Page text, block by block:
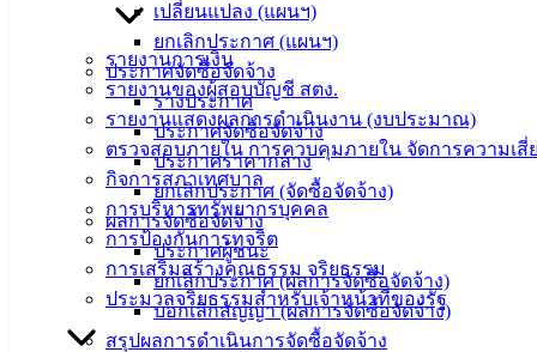
เปลี่ยนแปลง (แผนฯ)
ยกเลิกประกาศ (แผนฯ)
ประกาศจัดซื้อจัดจ้าง
ร่างประกาศ
ประกาศจัดซื้อจัดจ้าง
ประกาศราคากลาง
ยกเลิกประกาศ (จัดซื้อจัดจ้าง)
ผลการจัดซื้อจัดจ้าง
ประกาศผู้ชนะ
ยกเลิกประกาศ (ผลการจัดซื้อจัดจ้าง)
บอกเลิกสัญญา (ผลการจัดซื้อจัดจ้าง)
สรุปผลการดำเนินการจัดซื้อจัดจ้าง
รายงานการเงิน
รายงานของผู้สอบบัญชี สตง.
รายงานแสดงผลการดำเนินงาน (งบประมาณ)
ตรวจสอบภายใน การควบคุมภายใน จัดการความเสี่
กิจการสภาเทศบาล
การบริหารทรัพยากรบุคคล
การป้องกันการทุจริต
การเสริมสร้างคุณธรรม จริยธรรม
ประมวลจริยธรรมสำหรับเจ้าหน้าที่ของรัฐ